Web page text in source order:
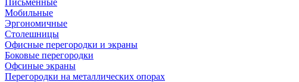
Письменные
Мобильные
Эргономичные
Столешницы
Офисные перегородки и экраны
Боковые перегородки
Офсиные экраны
Перегородки на металлических опорах